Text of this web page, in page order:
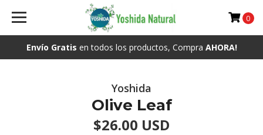
Envío Gratis en todos los productos, Compra AHORA!
0
Yoshida
Olive Leaf
$26.00 USD